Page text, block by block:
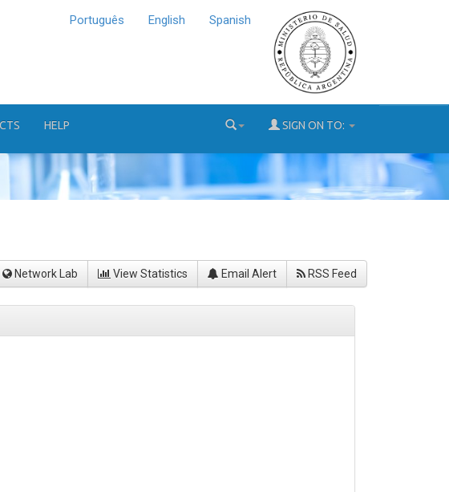
Português English Spanish
HELP SIGN ON TO:
Network Lab View Statistics Email Alert RSS Feed